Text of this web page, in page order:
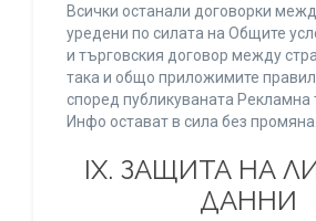
Всички останали договорки
уредени по силата на Общите
и търговския договор между
така и общо приложимите
според публикуваната
Инфо остават в сила без промяна.
IХ. ЗАЩИТА НА
ДАННИ